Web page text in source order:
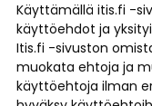
Käyttämällä itis.fi -
käyttöehdot ja
Itis.fi -sivuston
muokata ehtoja ja
käyttöehtoja ilman